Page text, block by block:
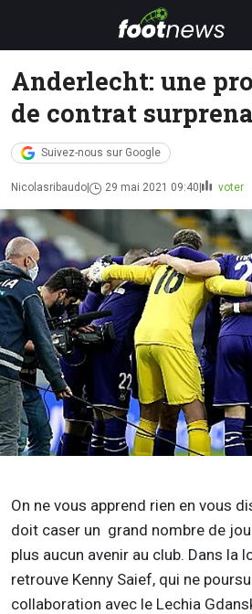
Anderlecht: une
de contrat
Suivez-nous sur Google
Nicolasribaudo 29 mai 2021 09:40 voter
On ne vous apprend rien en vous
doit caser un grand nombre de
plus aucun avenir au club. Dans la
retrouve Kenny Saief, qui ne
collaboration avec le Lechia